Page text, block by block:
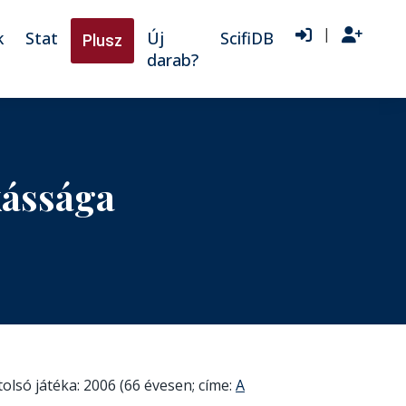
Stat Plusz
Új
darab?
ScifiDB |
játéka: 2006 (66 évesen; címe: A